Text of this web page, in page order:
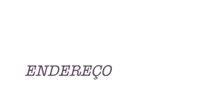
ENDEREÇO